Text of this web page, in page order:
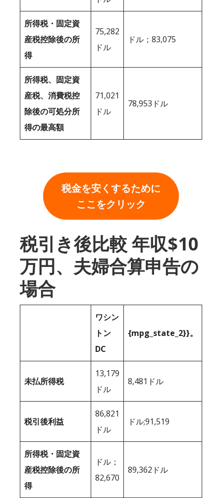
所得税・固定資
産税控除後の所
得
75,282
ドル
ドル；83,075
所得税、固定資
産税、消費税控
除後の可処分所
得の最高額
71,021
ドル
78,953ドル
税金を安くするために
ここをクリック
税引き後比較 年収$10
万円、夫婦合算申告の
場合
ワシン
トン
DC
{mpg_state_2}}。
未払所得税
13,179
ドル
8,481ドル
税引後利益
86,821
ドル
ドル;91,519
所得税・固定資
産税控除後の所
得
ドル；
82,670
89,362ドル